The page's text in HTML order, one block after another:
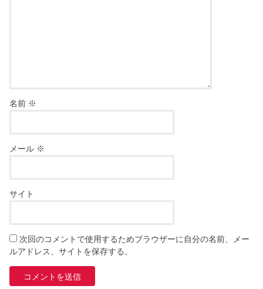
名前 ※
メール ※
サイト
次回のコメントで使用するためブラウザーに自分の名前、メー
ルアドレス、サイトを保存する。